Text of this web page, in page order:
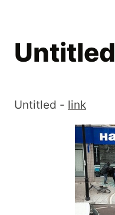
Untitled
Untitled - link